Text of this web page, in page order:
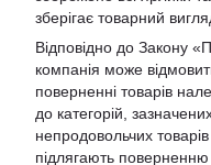
зберігає товарний
Відповідно до Закону
компанія може
поверненні товарів
до категорій,
непродовольчих
підлягають поверненню